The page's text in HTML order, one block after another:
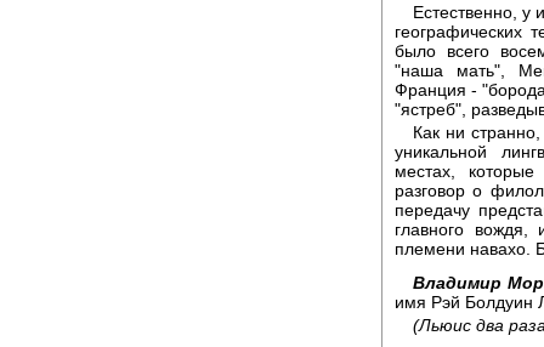
Естественно, у
географических
было всего
"наша мать",
Франция -
"ястреб",
Как ни
уникальной
местах,
разговор о
передачу
главного вождя,
племени навахо.
Владимир
имя Рэй Болдуин
(Льюис два